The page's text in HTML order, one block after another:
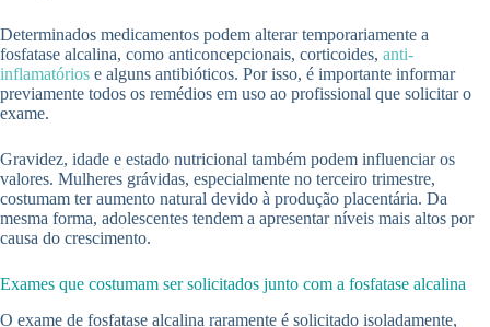
Determinados medicamentos podem alterar temporariamente a
fosfatase alcalina, como anticoncepcionais, corticoides, anti-
inflamatórios e alguns antibióticos. Por isso, é importante informar
previamente todos os remédios em uso ao profissional que solicitar o
exame.
Gravidez, idade e estado nutricional também podem influenciar os
valores. Mulheres grávidas, especialmente no terceiro trimestre,
costumam ter aumento natural devido à produção placentária. Da
mesma forma, adolescentes tendem a apresentar níveis mais altos por
causa do crescimento.
Exames que costumam ser solicitados junto com a fosfatase alcalina
O exame de fosfatase alcalina raramente é solicitado isoladamente,